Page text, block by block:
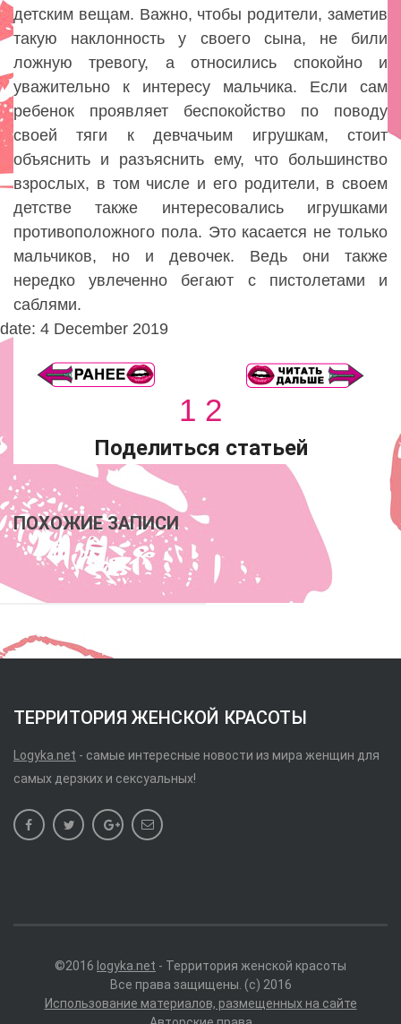
детским вещам. Важно, чтобы родители, заметив
такую наклонность у своего сына, не били
ложную тревогу, а относились спокойно и
уважительно к интересу мальчика. Если сам
ребенок проявляет беспокойство по поводу
своей тяги к девчачьим игрушкам, стоит
объяснить и разъяснить ему, что большинство
взрослых, в том числе и его родители, в своем
детстве также интересовались игрушками
противоположного пола. Это касается не только
мальчиков, но и девочек. Ведь они также
нередко увлеченно бегают с пистолетами и
саблями.
date: 4 December 2019
1 2
Поделиться статьей
ПОХОЖИЕ ЗАПИСИ
ТЕРРИТОРИЯ ЖЕНСКОЙ КРАСОТЫ
Logyka.net - самые интересные новости из мира женщин для
самых дерзких и сексуальных!
©2016 logyka.net - Территория женской красоты
Все права защищены. (c) 2016
Использование материалов, размещенных на сайте